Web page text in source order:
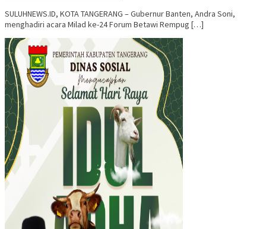
SULUHNEWS.ID, KOTA TANGERANG – Gubernur Banten, Andra Soni,
menghadiri acara Milad ke-24 Forum Betawi Rempug […]